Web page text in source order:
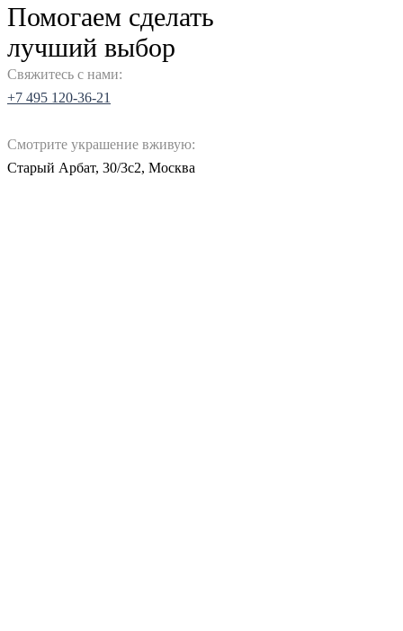
Помогаем сделать
лучший выбор
Свяжитесь с нами:
+7 495 120-36-21
Смотрите украшение вживую:
Старый Арбат, 30/3с2, Москва